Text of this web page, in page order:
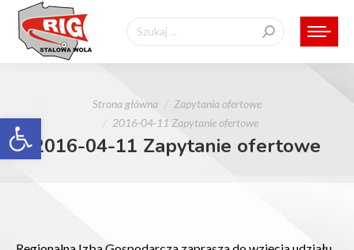
Otwórz pasek narzędzi
Szukaj:
Strona główna
Zapytania ofertowe
2016-04-11 Zapytanie ofertowe
2016-04-11 Zapytanie ofertowe